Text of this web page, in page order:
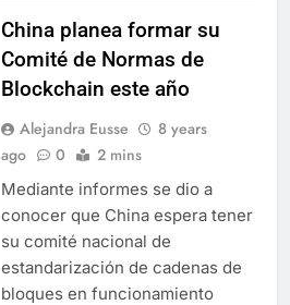
China planea formar su
Comité de Normas de
Blockchain este año
Alejandra Eusse
8 years
ago
0 2 mins
Mediante informes se dio a
conocer que China espera tener
su comité nacional de
estandarización de cadenas de
bloques en funcionamiento